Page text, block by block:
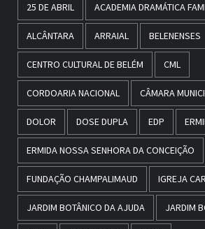
25 DE ABRIL ACADEMIA DRAMÁTICA
ALCÂNTARA ARRAIAL BELENENSES
CENTRO CULTURAL DE BELÉM CML
CORDOARIA NACIONAL CÂMARA
DOLOR DOSE DUPLA EDP
ERMIDA NOSSA SENHORA DA CONCEIÇÃO
FUNDAÇÃO CHAMPALIMAUD IGREJA
JARDIM BOTÂNICO DA AJUDA JARDIM